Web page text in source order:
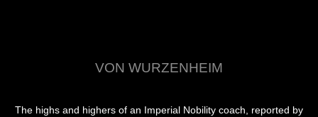
VON WURZENHEIM
The highs and highers of an Imperial Nobility coach, reported by